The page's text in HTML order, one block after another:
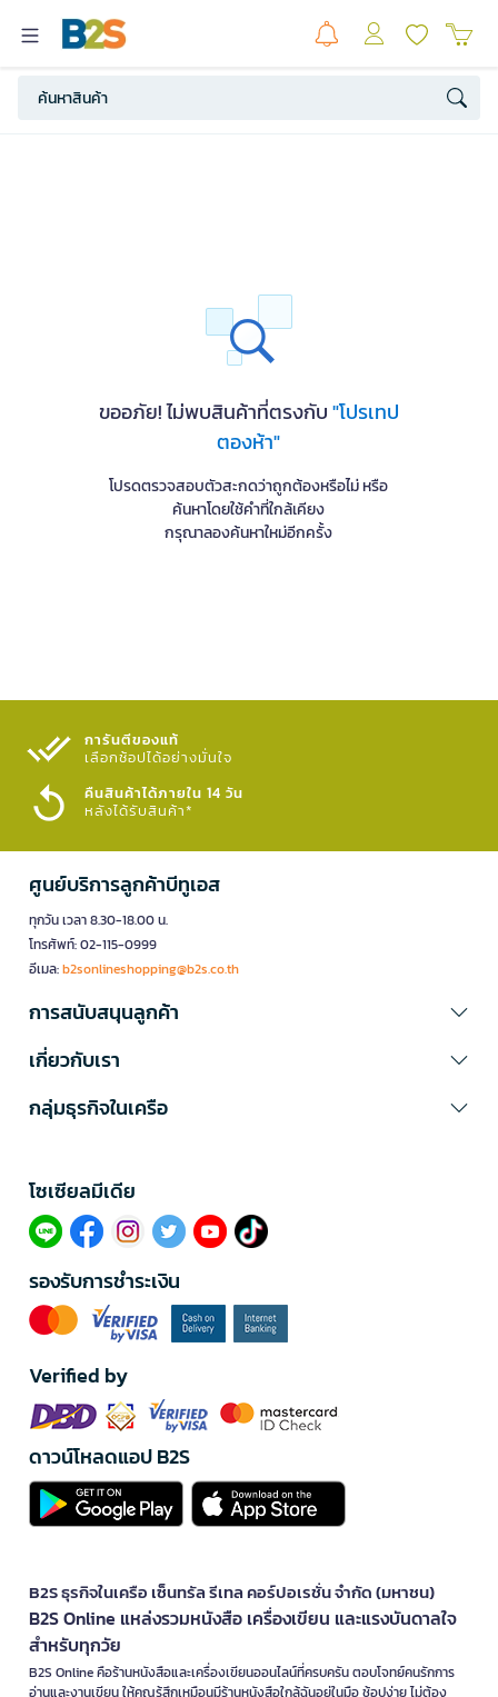
ขออภัย! ไม่พบสินค้าที่ตรงกับ"โปรเทป
ตองห้า"
โปรดตรวจสอบตัวสะกดว่าถูกต้องหรือไม่ หรือ
ค้นหาโดยใช้คำที่ใกล้เคียง
กรุณาลองค้นหาใหม่อีกครั้ง
การันตีของแท้
เลือกช้อปได้อย่างมั่นใจ​
คืนสินค้าได้ภายใน 14 วัน
หลังได้รับสินค้า*
ศูนย์บริการลูกค้าบีทูเอส
ทุกวัน เวลา 8.30-18.00 น.
โทรศัพท์: 02-115-0999
อีเมล:b2sonlineshopping@b2s.co.th
การสนับสนุนลูกค้า
เกี่ยวกับเรา
กลุ่มธุรกิจในเครือ
โซเซียลมีเดีย​
รองรับการชำระเงิน
Verified by
ดาวน์โหลดแอป B2S
B2S ธุรกิจในเครือ เซ็นทรัล รีเทล คอร์ปอเรชั่น จำกัด (มหาชน)
B2S Online แหล่งรวมหนังสือ เครื่องเขียน และแรงบันดาลใจ
สำหรับทุกวัย
B2S Online คือร้านหนังสือและเครื่องเขียนออนไลน์ที่ครบครัน ตอบโจทย์คนรักการ
อ่านและงานเขียน ให้คุณรู้สึกเหมือนมีร้านหนังสือใกล้ฉันอยู่ในมือ ช้อปง่าย ไม่ต้อง